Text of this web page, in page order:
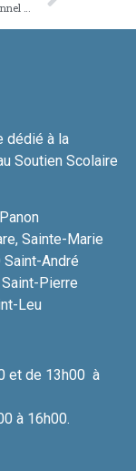
dédié à la
Soutien Scolaire
Sainte-Marie
André
Pierre
Leu
et de 13h00 à
à 16h00.